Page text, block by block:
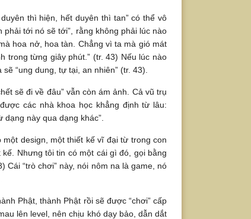
thì hiện, hết duyên thì tan” có thể vô
tới nó sẽ tới”, rằng không phải lúc nào
hoa nở, hoa tàn. Chẳng vì ta mà gió mát
trong từng giây phút.” (tr. 43) Nếu lúc nào
“ung dung, tự tại, an nhiên” (tr. 43).
sẽ đi về đâu” vẫn còn ám ảnh. Cả vũ trụ
các nhà khoa học khẳng định từ lâu:
này qua dạng khác”.
design, một thiết kế vĩ đại từ trong con
Nhưng tôi tin có một cái gì đó, gọi bằng
“trò chơi” này, nói nôm na là game, nó
Phật, thành Phật rồi sẽ được “chơi” cấp
lên level, nên chịu khó dạy bảo, dẫn dắt